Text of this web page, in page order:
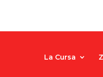
La Cursa